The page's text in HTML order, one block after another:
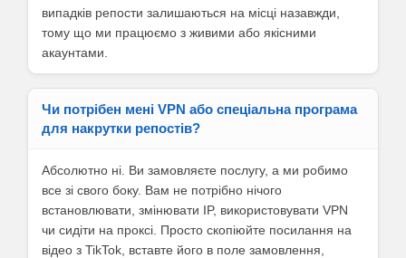
випадків репости залишаються на місці назавжди,
тому що ми працюємо з живими або якісними
акаунтами.
Чи потрібен мені VPN або спеціальна програма
для накрутки репостів?
Абсолютно ні. Ви замовляєте послугу, а ми робимо
все зі свого боку. Вам не потрібно нічого
встановлювати, змінювати IP, використовувати VPN
чи сидіти на проксі. Просто скопіюйте посилання на
відео з TikTok, вставте його в поле замовлення,